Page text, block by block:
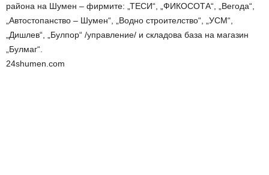
района на Шумен – фирмите: „ТЕСИ“, „ФИКОСОТА“, „Вегода“,
„Автостопанство – Шумен“, „Водно строителство“, „УСМ“,
„Дишлев“, „Булпор“ /управление/ и складова база на магазин
„Булмаг“.
24shumen.com